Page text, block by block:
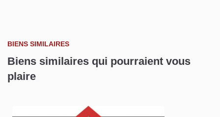
BIENS SIMILAIRES
Biens similaires qui pourraient vous
plaire